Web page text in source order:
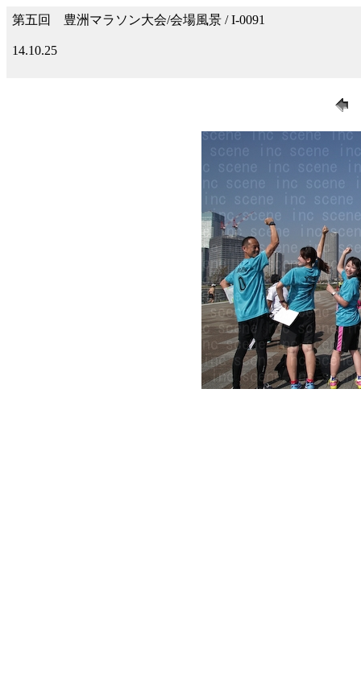
第五回 豊洲マラソン大会/会場風景 / I-0091
14.10.25